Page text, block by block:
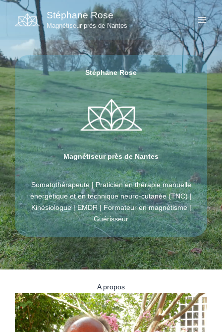
Aller
contenu
Stéphane Rose
Magnétiseur près de Nantes
Stéphane Rose
Magnétiseur près de Nantes
Somatothérapeute | Praticien en thérapie manuelle
énergétique et en technique neuro-cutanée (TNC) |
Kinésiologue | EMDR | Formateur en magnétisme |
Guérisseur
A propos